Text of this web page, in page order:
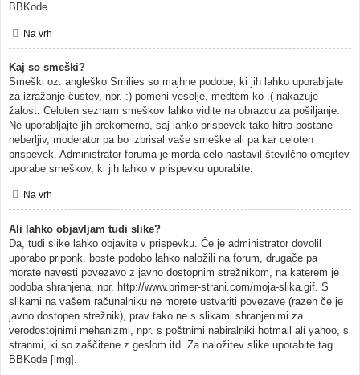
BBKode.
Na vrh
Kaj so smeški?
Smeški oz. angleško Smilies so majhne podobe, ki jih lahko uporabljate
za izražanje čustev, npr. :) pomeni veselje, medtem ko :( nakazuje
žalost. Celoten seznam smeškov lahko vidite na obrazcu za pošiljanje.
Ne uporabljajte jih prekomerno, saj lahko prispevek tako hitro postane
neberljiv, moderator pa bo izbrisal vaše smeške ali pa kar celoten
prispevek. Administrator foruma je morda celo nastavil številčno omejitev
uporabe smeškov, ki jih lahko v prispevku uporabite.
Na vrh
Ali lahko objavljam tudi slike?
Da, tudi slike lahko objavite v prispevku. Če je administrator dovolil
uporabo priponk, boste podobo lahko naložili na forum, drugače pa
morate navesti povezavo z javno dostopnim strežnikom, na katerem je
podoba shranjena, npr. http://www.primer-strani.com/moja-slika.gif. S
slikami na vašem računalniku ne morete ustvariti povezave (razen če je
javno dostopen strežnik), prav tako ne s slikami shranjenimi za
verodostojnimi mehanizmi, npr. s poštnimi nabiralniki hotmail ali yahoo, s
stranmi, ki so zaščitene z geslom itd. Za naložitev slike uporabite tag
BBKode [img].